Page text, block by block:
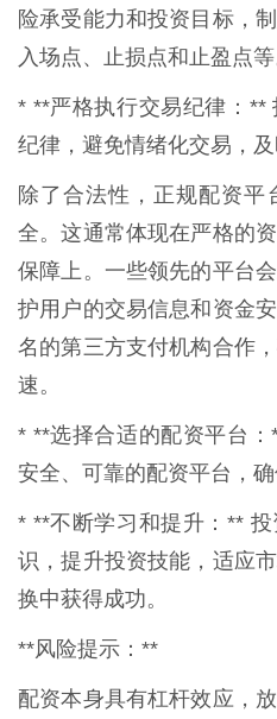
险承受能力和投资目标，
入场点、止损点和止盈点等
* **严格执行交易纪律：**
纪律，避免情绪化交易，及
除了合法性，正规配资
全。这通常体现在严格的
保障上。一些领先的平台
护用户的交易信息和资金
名的第三方支付机构合作
速。
* **选择合适的配资平台：
安全、可靠的配资平台，
* **不断学习和提升：**
识，提升投资技能，适应
换中获得成功。
**风险提示：**
配资本身具有杠杆效应，